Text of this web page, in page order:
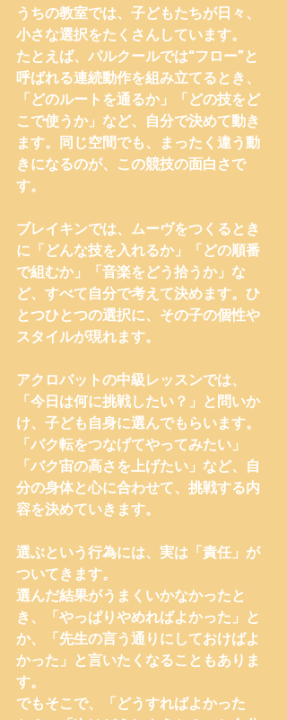
うちの教室では、子どもたちが日々、
小さな選択をたくさんしています。
たとえば、 パルクールでは“フロー”と
呼ばれる連続動作を組み立てるとき 、
「どのルートを通るか」「どの技をど
こで使うか」など、自分で決めて動き
ます。同じ空間でも、まったく違う動
きになるのが、この競技の面白さで
す。
ブレイキンでは、ムーヴをつくるとき
に 「どんな技を入れるか」「どの順番
で組むか」「音楽をどう拾うか」な
ど、すべて自分で考えて決めます。ひ
とつひとつの選択に、その子の個性や
スタイルが現れます。
アクロバットの中級レッスンでは、
「今日は何に挑戦したい？」と問いか
け、子ども自身に選んでもらいます。
「バク転をつなげてやってみたい」
「バク宙の高さを上げたい」など、自
分の身体と心に合わせて、挑戦する内
容を決めていきます。
選ぶという行為には、実は「責任」が
ついてきます。
選んだ結果がうまくいかなかったと
き、「やっぱりやめればよかった」と
か、「先生の言う通りにしておけばよ
かった」と言いたくなることもありま
す。
でもそこで、「どうすればよかった